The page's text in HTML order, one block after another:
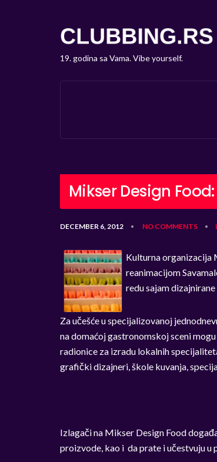
19. godina sa Vama. Vibe yourself.
Mikser Design
DECEMBER 6, 2012 • NO COMMENTS •
Kulturna organizacija
reanimacijom
redu sajam
Za učešće u specijalizovanoj
na domaćoj gastronomskoj sceni
radionice za izradu lokalnih
grafički dizajneri, škole kuvanja,
Izlagači na Mikser Design Food
proizvode, kao i da prate i učestvuju u